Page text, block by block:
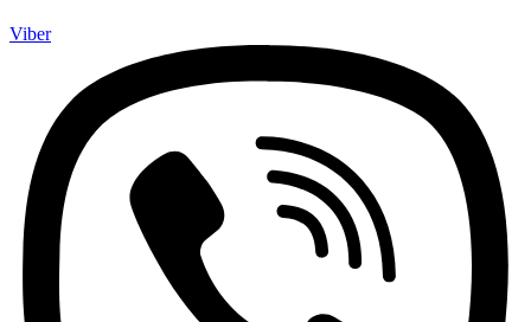
Viber